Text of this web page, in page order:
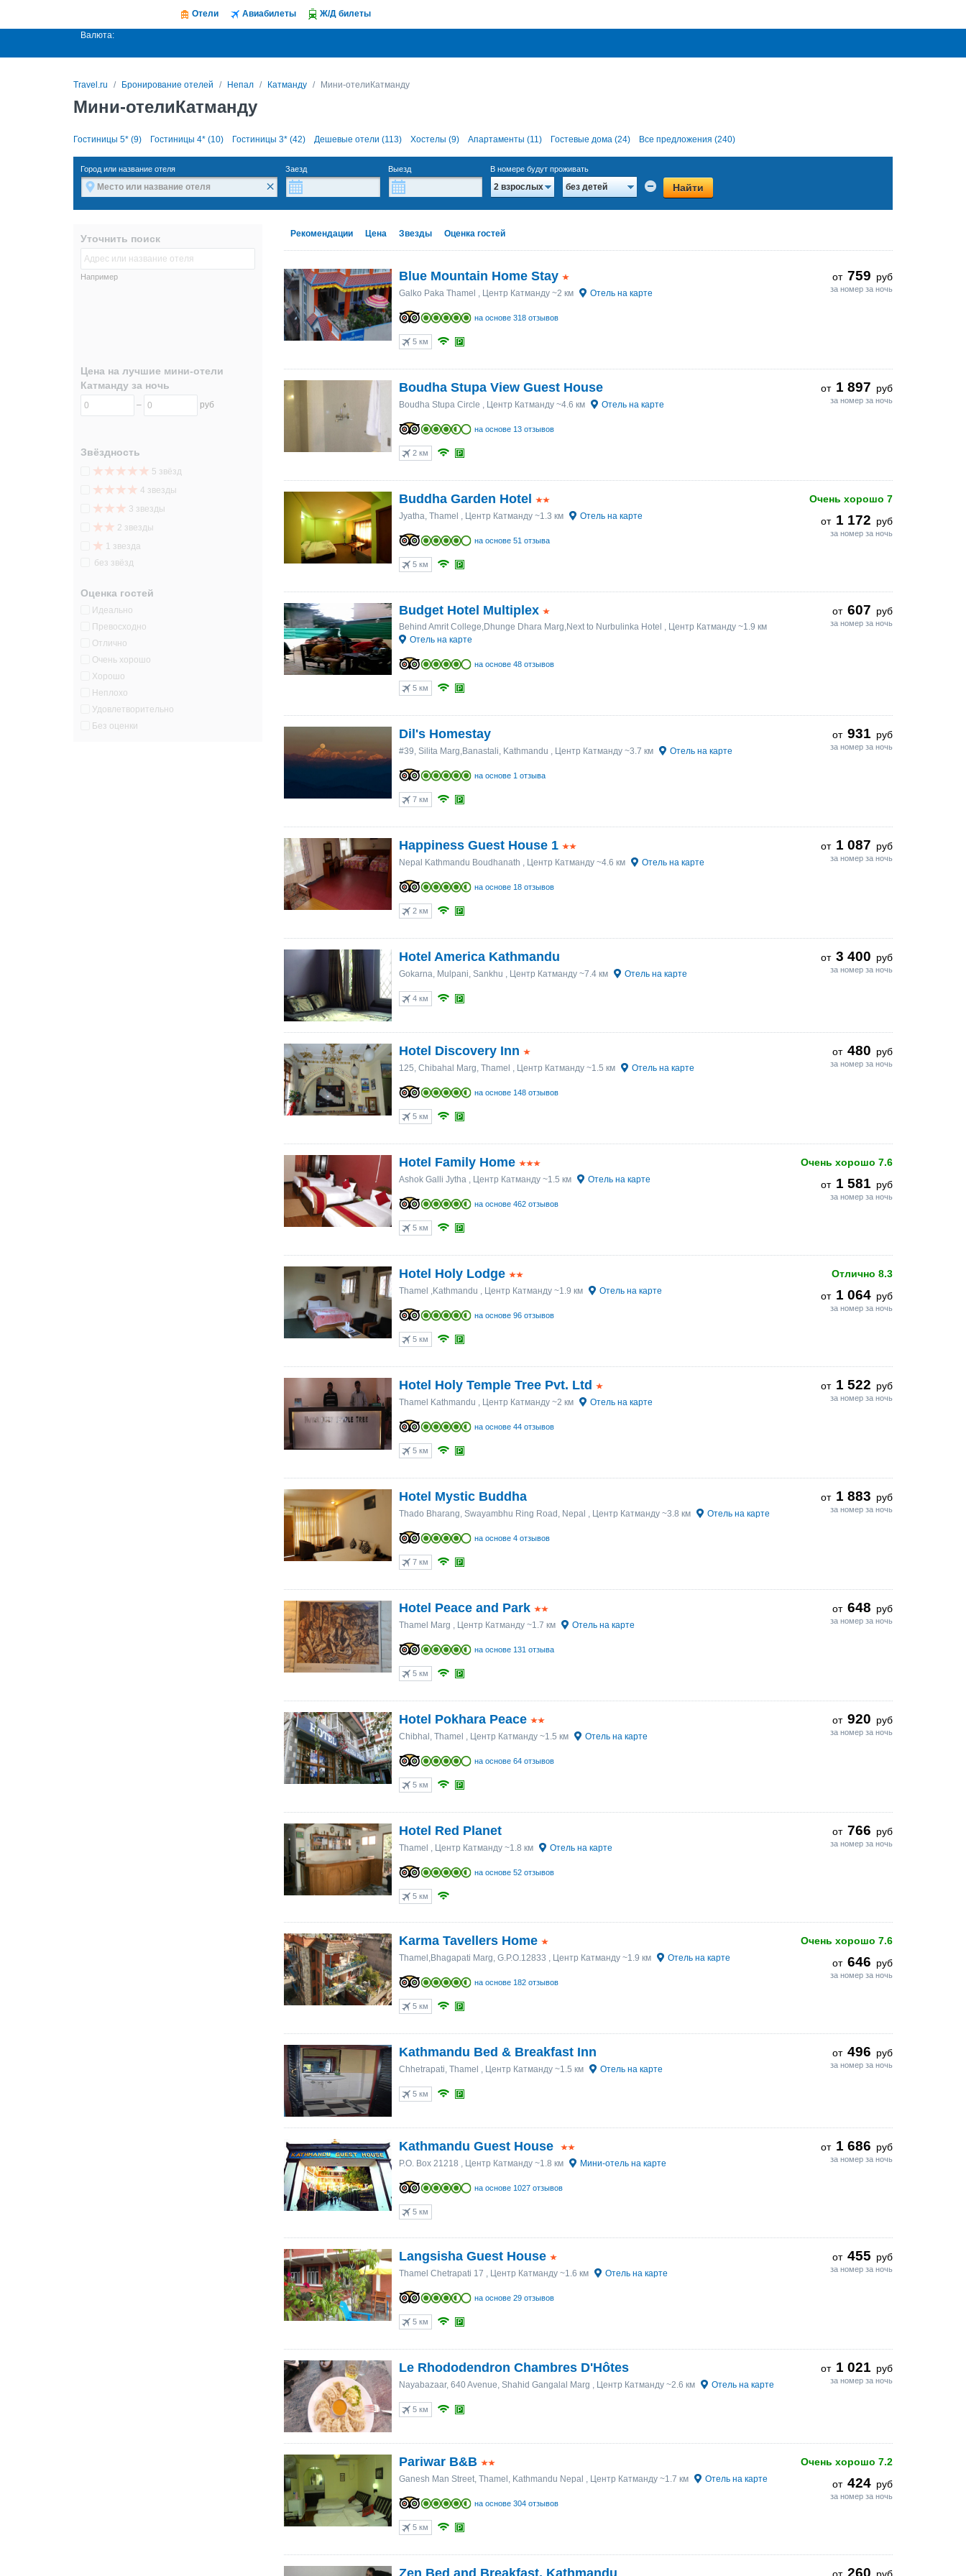
Отели Авиабилеты Ж/Д билеты
Валюта:
Travel.ru Бронирование отелей Непал Катманду Мини-отелиКатманду
Мини-отелиКатманду
Гостиницы 5* (9) Гостиницы 4* (10) Гостиницы 3* (42) Дешевые отели (113) Хостелы (9) Апартаменты (11) Гостевые дома (24) Все предложения (240)
Город или название отеля
×
Заезд Выезд В номере будут проживать
2 взрослых без детей Найти
Уточнить поиск
Например
Цена на лучшие мини-отели
Катманду за ночь
– руб
Звёздность
5 звёзд
4 звезды
3 звезды
2 звезды
1 звезда
без звёзд
Оценка гостей
Идеально
Превосходно
Отлично
Очень хорошо
Хорошо
Неплохо
Удовлетворительно
Без оценки
Рекомендации Цена Звезды Оценка гостей
от 759 руб
за номер за ночь
Blue Mountain Home Stay
Galko Paka Thamel , Центр Катманду ~2 км Отель на карте
на основе 318 отзывов
5 км
от 1 897 руб
за номер за ночь
Boudha Stupa View Guest House
Boudha Stupa Circle , Центр Катманду ~4.6 км Отель на карте
на основе 13 отзывов
2 км
Очень хорошо 7
от 1 172 руб
за номер за ночь
Buddha Garden Hotel
Jyatha, Thamel , Центр Катманду ~1.3 км Отель на карте
на основе 51 отзыва
5 км
от 607 руб
за номер за ночь
Budget Hotel Multiplex
Behind Amrit College,Dhunge Dhara Marg,Next to Nurbulinka Hotel , Центр Катманду ~1.9 км
Отель на карте
на основе 48 отзывов
5 км
от 931 руб
за номер за ночь
Dil's Homestay
#39, Silita Marg,Banastali, Kathmandu , Центр Катманду ~3.7 км Отель на карте
на основе 1 отзыва
7 км
от 1 087 руб
за номер за ночь
Happiness Guest House 1
Nepal Kathmandu Boudhanath , Центр Катманду ~4.6 км Отель на карте
на основе 18 отзывов
2 км
от 3 400 руб
за номер за ночь
Hotel America Kathmandu
Gokarna, Mulpani, Sankhu , Центр Катманду ~7.4 км Отель на карте
4 км
от 480 руб
за номер за ночь
Hotel Discovery Inn
125, Chibahal Marg, Thamel , Центр Катманду ~1.5 км Отель на карте
на основе 148 отзывов
5 км
Очень хорошо 7.6
от 1 581 руб
за номер за ночь
Hotel Family Home
Ashok Galli Jytha, Центр Катманду ~1.5 км Отель на карте
на основе 462 отзывов
5 км
Отлично 8.3
от 1 064 руб
за номер за ночь
Hotel Holy Lodge
Thamel ,Kathmandu , Центр Катманду ~1.9 км Отель на карте
на основе 96 отзывов
5 км
от 1 522 руб
за номер за ночь
Hotel Holy Temple Tree Pvt. Ltd
Thamel Kathmandu , Центр Катманду ~2 км Отель на карте
на основе 44 отзывов
5 км
от 1 883 руб
за номер за ночь
Hotel Mystic Buddha
Thado Bharang, Swayambhu Ring Road, Nepal , Центр Катманду ~3.8 км Отель на карте
на основе 4 отзывов
7 км
от 648 руб
за номер за ночь
Hotel Peace and Park
Thamel Marg , Центр Катманду ~1.7 км Отель на карте
на основе 131 отзыва
5 км
от 920 руб
за номер за ночь
Hotel Pokhara Peace
Chibhal, Thamel , Центр Катманду ~1.5 км Отель на карте
на основе 64 отзывов
5 км
от 766 руб
за номер за ночь
Hotel Red Planet
Thamel , Центр Катманду ~1.8 км Отель на карте
на основе 52 отзывов
5 км
Очень хорошо 7.6
от 646 руб
за номер за ночь
Karma Tavellers Home
Thamel,Bhagapati Marg, G.P.O.12833 , Центр Катманду ~1.9 км Отель на карте
на основе 182 отзывов
5 км
от 496 руб
за номер за ночь
Kathmandu Bed & Breakfast Inn
Chhetrapati, Thamel , Центр Катманду ~1.5 км Отель на карте
5 км
от 1 686 руб
за номер за ночь
Kathmandu Guest House
P.O. Box 21218 , Центр Катманду ~1.8 км Мини-отель на карте
на основе 1027 отзывов
5 км
от 455 руб
за номер за ночь
Langsisha Guest House
Thamel Chetrapati 17 , Центр Катманду ~1.6 км Отель на карте
на основе 29 отзывов
5 км
от 1 021 руб
за номер за ночь
Le Rhododendron Chambres D'Hôtes
Nayabazaar, 640 Avenue, Shahid Gangalal Marg , Центр Катманду ~2.6 км Отель на карте
5 км
Очень хорошо 7.2
от 424 руб
за номер за ночь
Pariwar B&B
Ganesh Man Street, Thamel, Kathmandu Nepal , Центр Катманду ~1.7 км Отель на карте
на основе 304 отзывов
5 км
260
Zen Bed and Breakfast, Kathmandu